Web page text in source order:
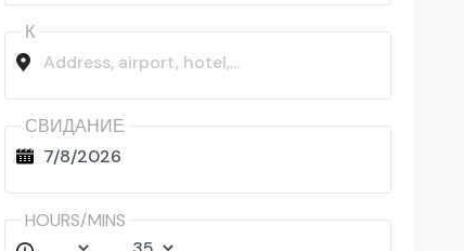
К
СВИДАНИЕ
HOURS/MINS